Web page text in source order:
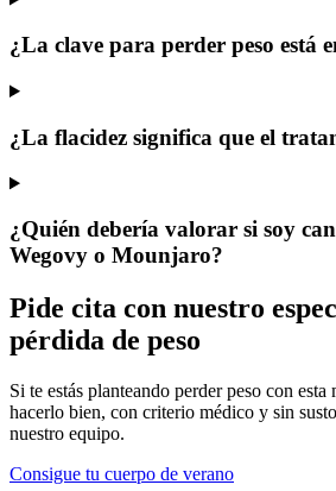
¿La clave para perder peso está
¿La flacidez significa que el
¿Quién debería valorar si soy
Wegovy o Mounjaro?
Pide cita con nuestro
pérdida de peso
Si te estás planteando perder peso con
hacerlo bien, con criterio médico y sin
nuestro equipo.
Consigue tu cuerpo de verano